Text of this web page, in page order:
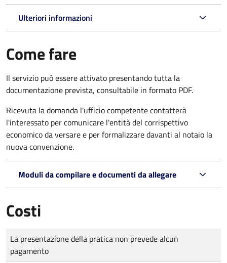
Ulteriori informazioni
Come fare
Il servizio può essere attivato presentando tutta la
documentazione prevista, consultabile in formato PDF.
Ricevuta la domanda l'ufficio competente contatterà
l'interessato per comunicare l'entità del corrispettivo
economico da versare e per formalizzare davanti al notaio la
nuova convenzione.
Moduli da compilare e documenti da allegare
Costi
Tipo di pagamento
Importo
La presentazione della pratica non prevede alcun
pagamento